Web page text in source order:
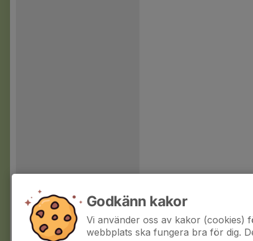
Godkänn kakor
Vi använder oss av kakor (cookies)
webbplats ska fungera bra för dig.